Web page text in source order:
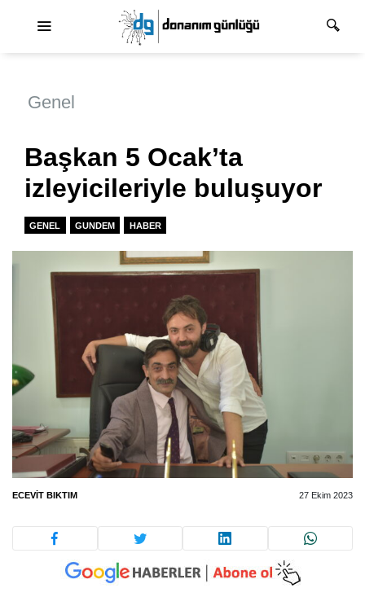
Genel
Başkan 5 Ocak’ta
izleyicileriyle buluşuyor
GENEL GUNDEM HABER
ECEVIT BIKTIM 27 Ekim 2023